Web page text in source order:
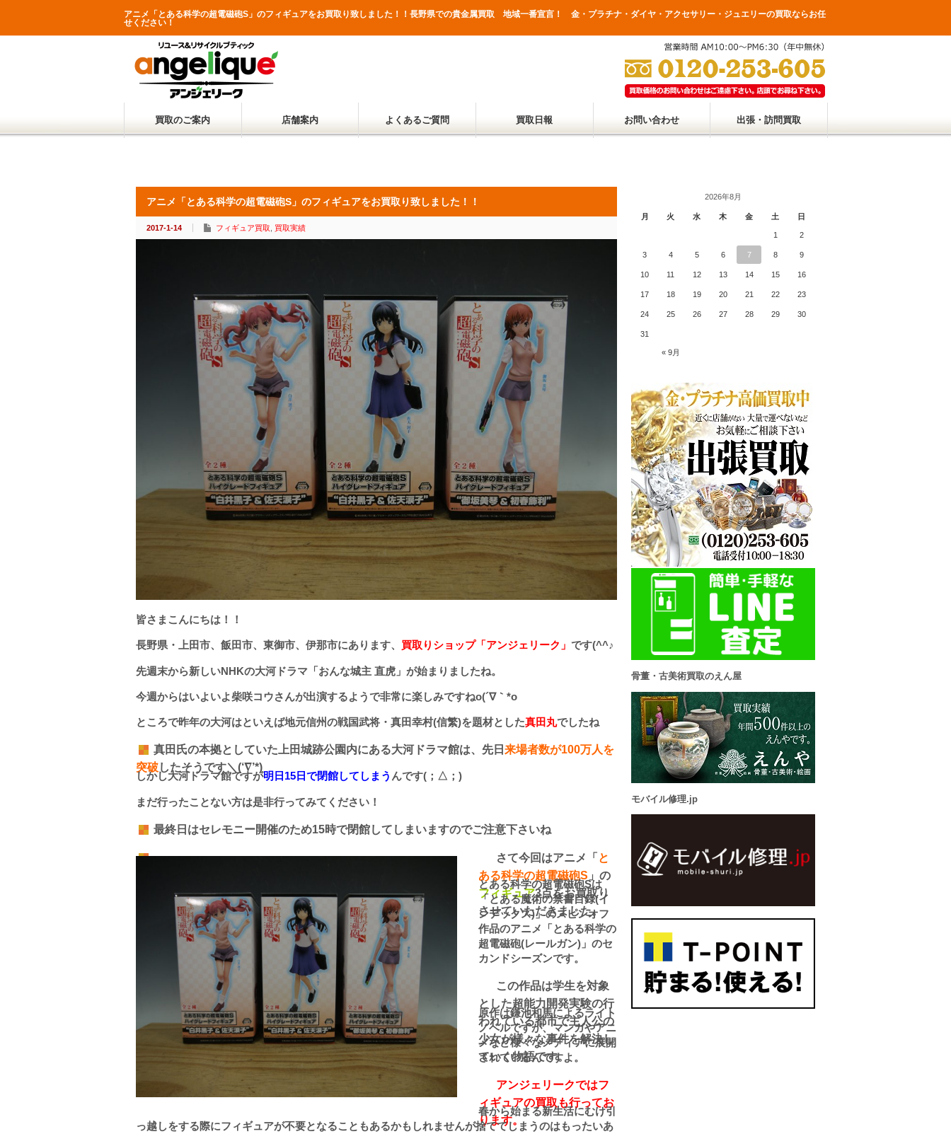
アニメ「とある科学の超電磁砲S」のフィギュアをお買取り致しました！！長野県での貴金属買取 地域一番宣言！ 金・プラチナ・ダイヤ・アクセサリー・ジュエリーの買取ならお任
せください！
買取のご案内 店舗案内 よくあるご質問 買取日報 お問い合わせ 出張・訪問買取
アニメ「とある科学の超電磁砲S」のフィギュアをお買取り致しました！！
2017-1-14 フィギュア買取 買取実績
皆さまこんにちは！！
長野県・上田市、飯田市、東御市、伊那市にあります、 買取りショップ「アンジェリーク」 です(^^♪
先週末から新しいNHKの大河ドラマ「おんな城主 直虎」が始まりましたね。
今週からはいよいよ柴咲コウさんが出演するようで非常に楽しみですねo(´∇｀*o
ところで昨年の大河はといえば地元信州の戦国武将・真田幸村(信繁)を題材とした真田丸でしたね
真田氏の本拠としていた上田城跡公園内にある大河ドラマ館は、先日 来場者数が100万人を
突破したそうです＼(‘∇’*)
しかし大河ドラマ館ですが明日15日で閉館してしまう んです(；△；)
まだ行ったことない方は是非行ってみてください！
最終日はセレモニー開催のため15時で閉館してしまいますのでご注意下さいね
さて今回はアニメ「 と
ある科学の超電磁砲S 」の
フィギュア3点をお買取り
させていただきました。
とある科学の超電磁砲Sは
「とある魔術の禁書目録(イ
ンデックス)」のスピンオフ
作品のアニメ「とある科学の
超電磁砲(レールガン)」のセ
カンドシーズンです。
この作品は学生を対象
とした超能力開発実験の行
われている都市で主人公の
少女が様々な事件を解決し
ていく物語です。
原作は鎌池和馬によるライト
ノベルですが、マンガやアニ
メなど様々なメディアに展開
されているんですよ。
アンジェリークではフ
ィギュアの買取も行ってお
ります。
春から始まる新生活にむけ引
っ越しをする際にフィギュアが不要となることもあるかもしれませんが捨ててしまうのはもったいあ
2026年8月
月 火 水 木 金 土 日
« 9月
1 2
3 4 5 6 7 8 9
10 11 12 13 14 15 16
17 18 19 20 21 22 23
24 25 26 27 28 29 30
31
骨董・古美術買取のえん屋
モバイル修理.jp